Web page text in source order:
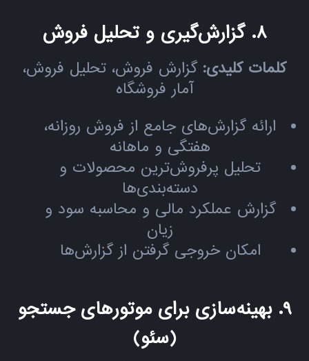
۸. گزارش‌گیری و تحلیل فروش
کلمات کلیدی: گزارش فروش، تحلیل فروش،
آمار فروشگاه
ارائه گزارش‌های جامع از فروش روزانه،
هفتگی و ماهانه
تحلیل پرفروش‌ترین محصولات و
دسته‌بندی‌ها
گزارش عملکرد مالی و محاسبه سود و
زیان
امکان خروجی گرفتن از گزارش‌ها
۹. بهینه‌سازی برای موتورهای جستجو
(سئو)